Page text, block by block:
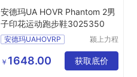
安德玛UA HOVR Phantom 2男
子印花运动跑步鞋3025350
安德玛UAHOVRP
颍上力程
有限公司
￥ 1648.00 获取底价